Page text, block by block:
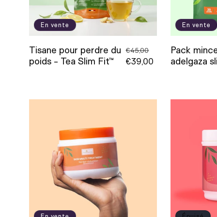
t
o
En vente
Tisane pour perdre du
poids - Tea Slim Fit™
Prix
habituel
€45,00
promotionnel
€39,00
En vente
Pack
adelgaza